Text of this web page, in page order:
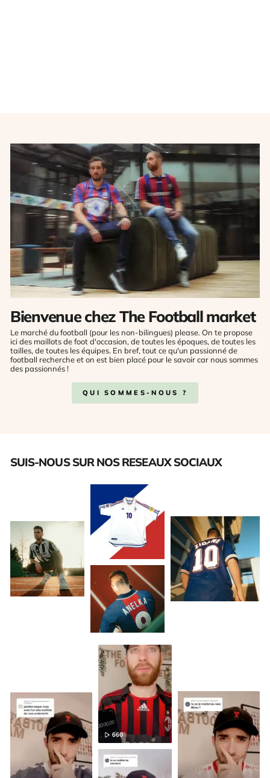
Bienvenue chez The Football market
Le marché du football (pour les non-bilingues) please. On te propose
ici des maillots de foot d'occasion, de toutes les époques, de toutes les
tailles, de toutes les équipes. En bref, tout ce qu'un passionné de
football recherche et on est bien placé pour le savoir car nous sommes
des passionnés !
QUI SOMMES-NOUS ?
SUIS-NOUS SUR NOS RESEAUX SOCIAUX